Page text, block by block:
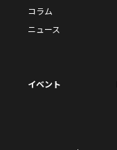
コラム
ニュース
イベント